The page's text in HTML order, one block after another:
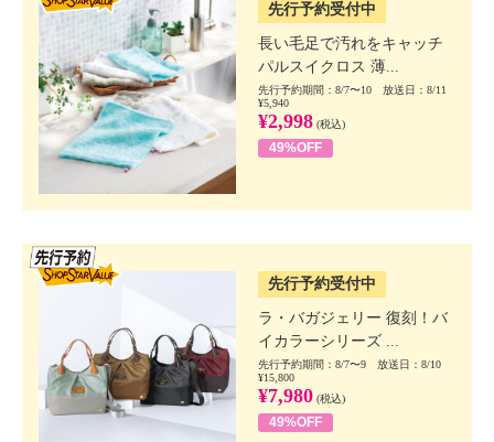
先行予約受付中
長い毛足で汚れをキャッチ
パルスイクロス 薄...
先行予約期間：8/7〜10 放送日：8/11
¥5,940
¥2,998 (税込)
49%OFF
先行予約受付中
ラ・バガジェリー 復刻！バ
イカラーシリーズ ...
先行予約期間：8/7〜9 放送日：8/10
¥15,800
¥7,980 (税込)
49%OFF